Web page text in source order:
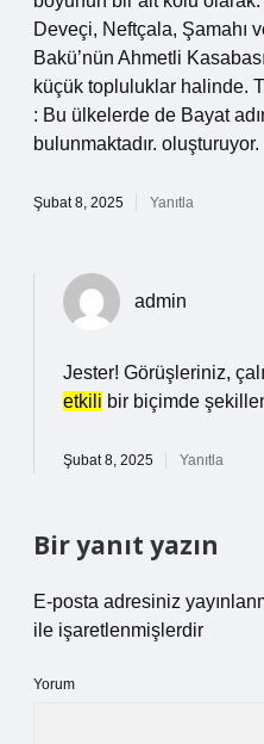
Deveçi, Neftçala, Şamahı
Bakü’nün Ahmetli
küçük topluluklar halinde.
: Bu ülkelerde de Bayat
bulunmaktadır. oluşturuyor.
Şubat 8, 2025 Yanıtla
admin
Jester! Görüşleriniz,
etkili bir biçimde
Şubat 8, 2025 Yanıtla
Bir yanıt yazın
E-posta adresiniz
ile işaretlenmişlerdir
Yorum